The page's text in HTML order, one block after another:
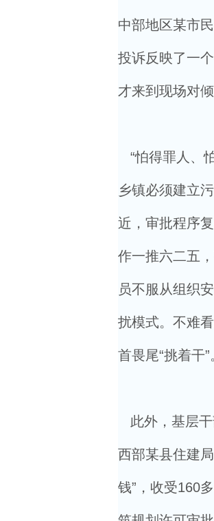
中部地区某市
投诉反映了一
才来到现场对
“怕得罪人、
乡镇必须建立
近，审批程序
作一推六二五
员不服从组织
扰模式。不难
首畏尾“挑着干”
此外，基层干
西部某县住建
钱”，收受160